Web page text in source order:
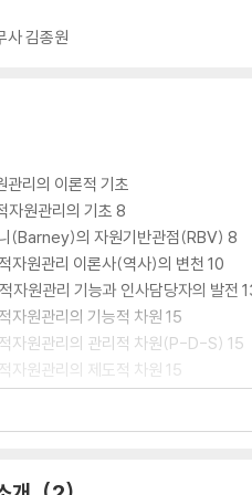
사 김종원
관리의 이론적 기초
자원관리의 기초 8
(Barney)의 자원기반관점(RBV) 8
자원관리 이론사(역사)의 변천 10
자원관리 기능과 인사담당자의 발전
자원관리의 기능적 차원 15
자원관리의 관리적 차원(P-D-S) 15
자원관리의 제도적 차원 15
자원관리의 환경적 차원 17